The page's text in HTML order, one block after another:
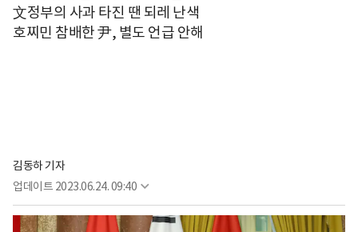
文정부의 사과 타진 땐 되레 난색
호찌민 참배한 尹, 별도 언급 안해
김동하 기자
업데이트 2023.06.24. 09:40